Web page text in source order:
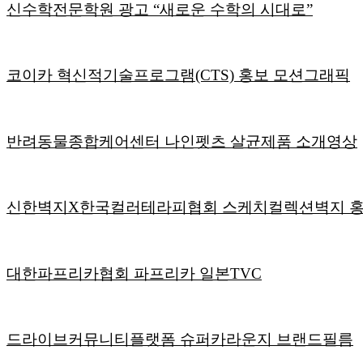
신수학전문학원 광고 “새로운 수학의 시대로”
코이카 혁신적기술프로그램(CTS) 홍보 모션그래픽
반려동물종합케어센터 나인펫츠 살균제품 소개영상
신한벽지X한국컬러테라피협회 스케치컬렉션벽지
대한파프리카협회 파프리카 일본TVC
드라이브커뮤니티플랫폼 슈퍼카라운지 브랜드필름